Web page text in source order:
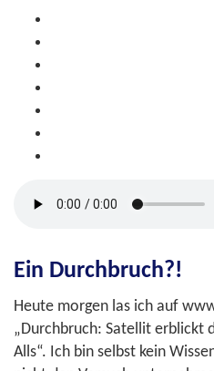
Ein Durchbruch?!
Heute morgen las ich auf
„Durchbruch: Satellit erblickt
Alls“. Ich bin selbst kein